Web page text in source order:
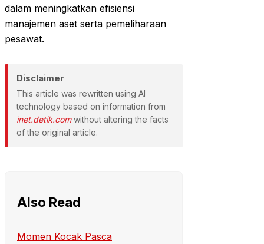
dalam meningkatkan efisiensi
manajemen aset serta pemeliharaan
pesawat.
Disclaimer
This article was rewritten using AI
technology based on information from
inet.detik.comwithout altering the facts
of the original article.
Also Read
Momen Kocak Pasca